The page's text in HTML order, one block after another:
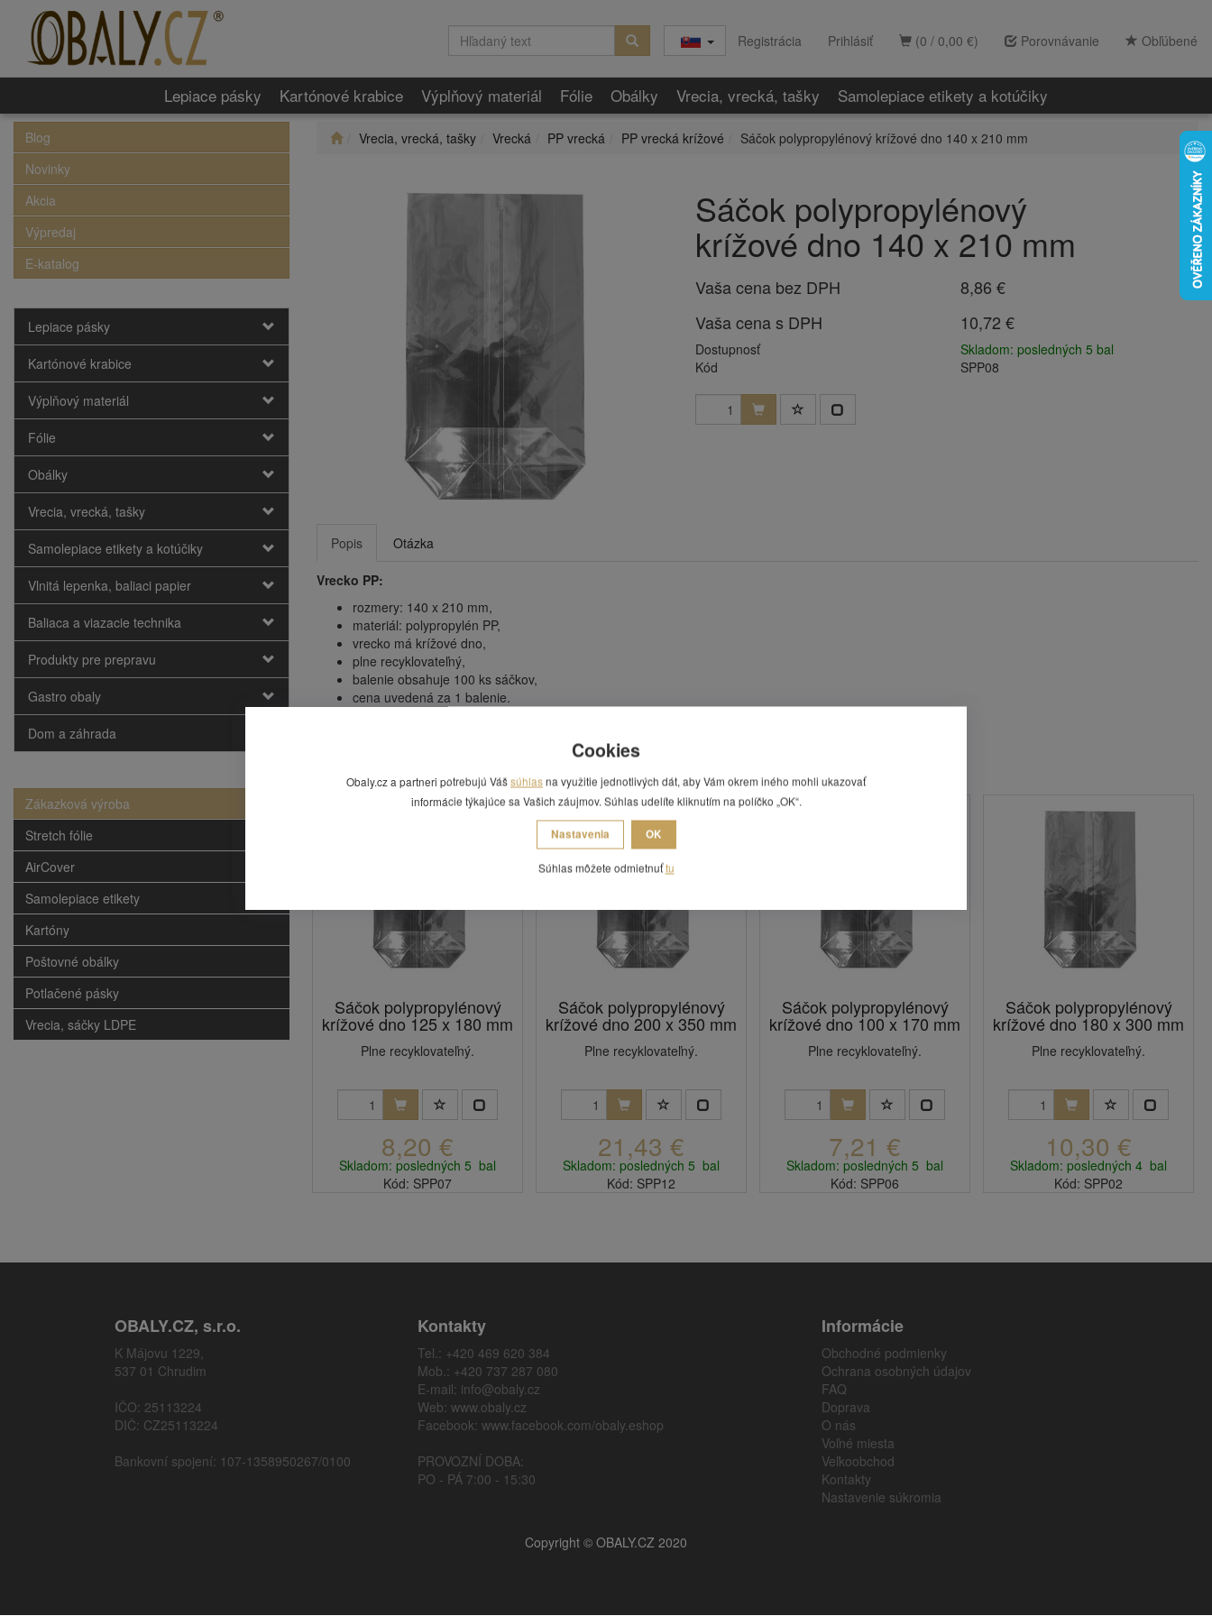
(0 / 0,00 €) Porovnávanie Obľúbené
Registrácia Prihlásiť
Lepiace pásky Kartónové krabice Výplňový materiál Fólie Obálky Vrecia, vrecká, tašky Samolepiace etikety a kotúčiky
Blog
Novinky
Akcia
Výpredaj
E-katalog
Lepiace pásky
Kartónové krabice
Výplňový materiál
Fólie
Obálky
Vrecia, vrecká, tašky
Samolepiace etikety a kotúčiky
Vlnitá lepenka, baliaci papier
Baliaca a viazacie technika
Produkty pre prepravu
Gastro obaly
Dom a záhrada
Zákazková výroba
Stretch fólie
AirCover
Samolepiace etikety
Kartóny
Poštovné obálky
Potlačené pásky
Vrecia, sáčky LDPE
Vrecia, vrecká, tašky Vrecká PP vrecká PP vrecká krížové Sáčok polypropylénový krížové dno 140 x 210 mm
Sáčok polypropylénový
krížové dno 140 x 210 mm
Vaša cena bez DPH
8,86 €
Vaša cena s DPH
10,72 €
Dostupnosť
Skladom: posledných 5 bal
Kód
SPP08
Popis Otázka
Vrecko PP:
rozmery: 140 x 210 mm,
materiál: polypropylén PP,
vrecko má krížové dno,
plne recyklovateľný,
balenie obsahuje 100 ks sáčkov,
cena uvedená za 1 balenie.
Sáčok polypropylénový
krížové dno 125 x 180 mm
Plne recyklovateľný.
8,20 €
Skladom: posledných 5 bal
Kód: SPP07
Sáčok polypropylénový
krížové dno 200 x 350 mm
Plne recyklovateľný.
21,43 €
Skladom: posledných 5 bal
Kód: SPP12
Sáčok polypropylénový
krížové dno 100 x 170 mm
Plne recyklovateľný.
7,21 €
Skladom: posledných 5 bal
Kód: SPP06
Sáčok polypropylénový
krížové dno 180 x 300 mm
Plne recyklovateľný.
10,30 €
Skladom: posledných 4 bal
Kód: SPP02
OBALY.CZ, s.r.o.
K Májovu 1229,
537 01 Chrudim
IČO: 25113224
DIČ: CZ25113224
Bankovní spojení: 107-1358950267/0100
Kontakty
Tel.: +420 469 620 384
Mob.: +420 737 287 080
E-mail: info@obaly.cz
Web: www.obaly.cz
Facebook: www.facebook.com/obaly.eshop
PROVOZNÍ DOBA:
PO - PÁ 7:00 - 15:30
Informácie
Obchodné podmienky
Ochrana osobných údajov
FAQ
Doprava
O nás
Voľné miesta
Veľkoobchod
Kontakty
Nastavenie súkromia
Copyright © OBALY.CZ 2020
Cookies
Obaly.cz a partneri potrebujú Vášsúhlasna využitie jednotlivých dát, aby Vám okrem iného mohli ukazovať
informácie týkajúce sa Vašich záujmov. Súhlas udelíte kliknutím na políčko „OK“.
Nastavenia OK
Súhlas môžete odmietnuťtu